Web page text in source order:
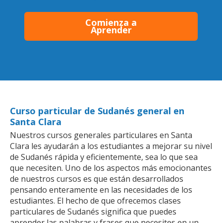
Comienza a
Aprender
Curso particular de Sudanés general en
Santa Clara
Nuestros cursos generales particulares en Santa
Clara les ayudarán a los estudiantes a mejorar su nivel
de Sudanés rápida y eficientemente, sea lo que sea
que necesiten. Uno de los aspectos más emocionantes
de nuestros cursos es que están desarrollados
pensando enteramente en las necesidades de los
estudiantes. El hecho de que ofrecemos clases
particulares de Sudanés significa que puedes